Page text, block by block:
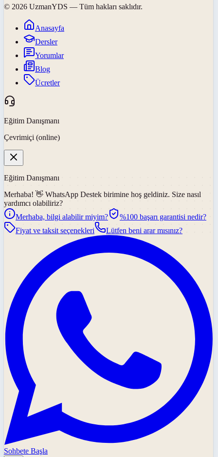
© 2026 UzmanYDS — Tüm hakları saklıdır.
Anasayfa
Dersler
Yorumlar
Blog
Ücretler
Eğitim Danışmanı
Çevrimiçi (online)
Eğitim Danışmanı
Merhaba! 👋 WhatsApp Destek birimine hoş geldiniz. Size nasıl
yardımcı olabiliriz?
Merhaba, bilgi alabilir miyim?
%100 başarı garantisi nedir?
Fiyat ve taksit seçenekleri
Lütfen beni arar mısınız?
Sohbete Başla